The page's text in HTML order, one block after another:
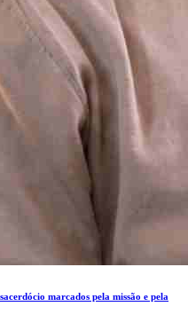
marcados pela missão e pela